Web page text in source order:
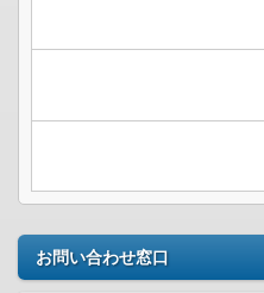
お問い合わせ窓口